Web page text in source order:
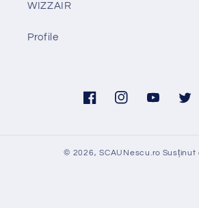
WIZZAIR
Profile
FacebookInstagramYouTube
© 2026,SCAUNescu.ro Susținut